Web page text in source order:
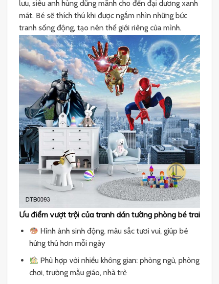
lưu, siêu anh hùng dũng mãnh cho đến đại dương xanh
mát. Bé sẽ thích thú khi được ngắm nhìn những bức
tranh sống động, tạo nên thế giới riêng của mình.
Ưu điểm vượt trội của tranh dán tường phòng bé trai
Hình ảnh sinh động, màu sắc tươi vui, giúp bé
hứng thú hơn mỗi ngày
Phù hợp với nhiều không gian: phòng ngủ, phòng
chơi, trường mẫu giáo, nhà trẻ